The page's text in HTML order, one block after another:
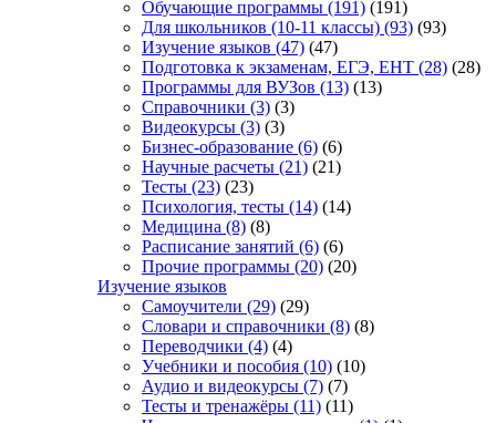
Обучающие программы (191) (191)
Для школьников (10-11 классы) (93) (93)
Изучение языков (47) (47)
Подготовка к экзаменам, ЕГЭ, ЕНТ (28) (28)
Программы для ВУЗов (13) (13)
Справочники (3) (3)
Видеокурсы (3) (3)
Бизнес-образование (6) (6)
Научные расчеты (21) (21)
Тесты (23) (23)
Психология, тесты (14) (14)
Медицина (8) (8)
Расписание занятий (6) (6)
Прочие программы (20) (20)
Изучение языков
Самоучители (29) (29)
Словари и справочники (8) (8)
Переводчики (4) (4)
Учебники и пособия (10) (10)
Аудио и видеокурсы (7) (7)
Тесты и тренажёры (11) (11)